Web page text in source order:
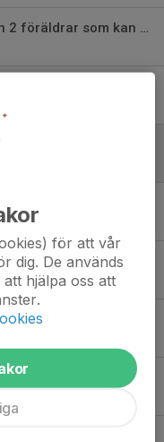
Uppvisning 10 maj - info och 2 föräldrar som kan hjälpa till
för att vår
dig. De används
hjälpa oss att